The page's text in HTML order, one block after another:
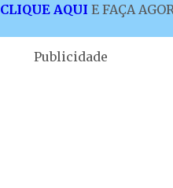
CLIQUE AQUI E FAÇA
Publicidade